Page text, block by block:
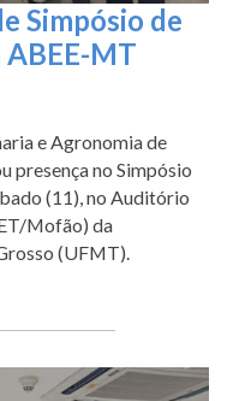
Simpósio de
ABEE-MT
e Agronomia de
presença no Simpósio
(11), no Auditório
Mofão) da
(UFMT).